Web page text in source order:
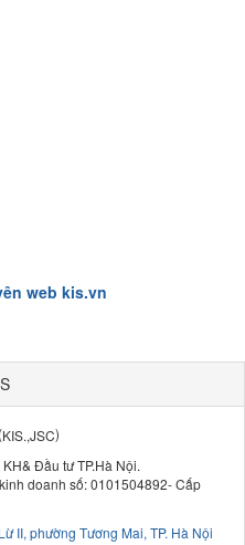
web kis.vn
(KIS.,JSC)
Đầu tư TP.Hà Nội.
doanh số: 0101504892- Cấp
II, phường Tương Mai, TP. Hà Nội